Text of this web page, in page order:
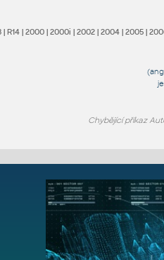
| R14| 2000| 2000i | 2002| 2004| 2005|
Chybějící příkaz